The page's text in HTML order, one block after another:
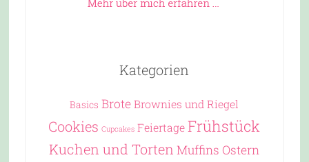
Kategorien
Basics Brote Brownies und Riegel
Cookies Cupcakes Feiertage Frühstück
Kuchen und Torten Muffins Ostern